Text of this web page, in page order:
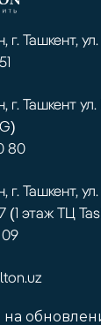
г. Ташкент,
г. Ташкент
80
г. Ташкент,
(1 этаж ТЦ